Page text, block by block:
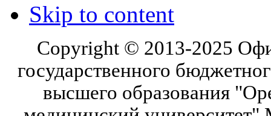
Skip to content
Copyright © 2013-2025
государственного
высшего образования